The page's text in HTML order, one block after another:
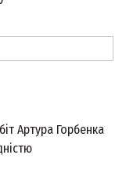
Артура Горбенка